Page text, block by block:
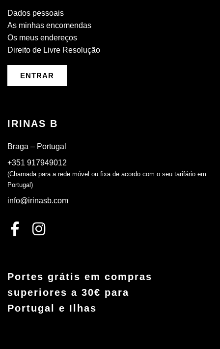
Dados pessoais
As minhas encomendas
Os meus endereços
Direito de Livre Resolução
ENTRAR
IRINAS B
Braga – Portugal
+351 917949012
(Chamada para a rede móvel ou fixa de acordo com o seu tarifário em
Portugal)
info@irinasb.com
Portes grátis em compras
superiores a 30€ para
Portugal e Ilhas